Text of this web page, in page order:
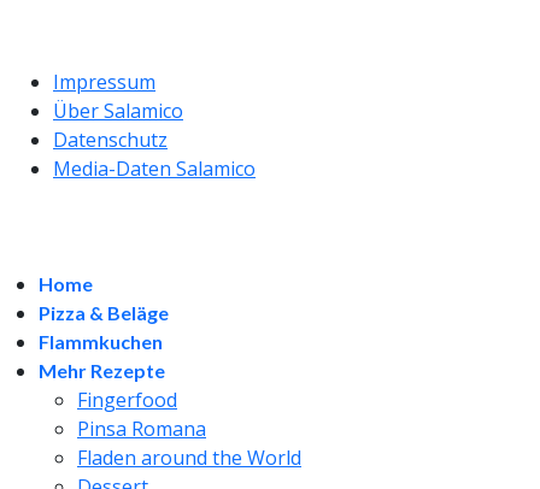
Impressum
Über Salamico
Datenschutz
Media-Daten Salamico
Home
Pizza & Beläge
Flammkuchen
Mehr Rezepte
Fingerfood
Pinsa Romana
Fladen around the World